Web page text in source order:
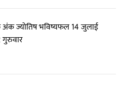
ज्योतिष भविष्यफल 14 जुलाई